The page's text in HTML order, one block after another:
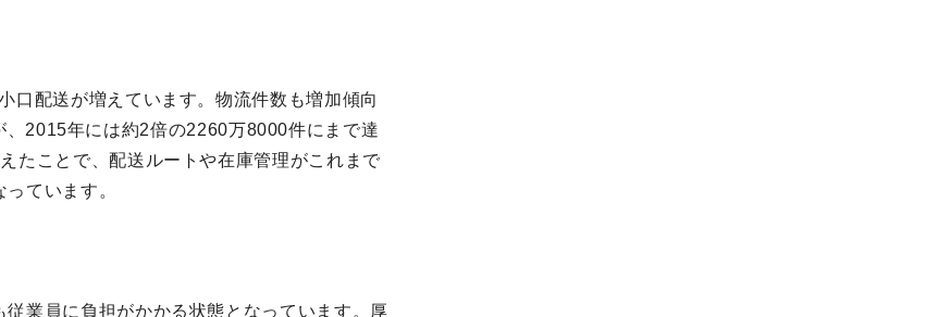
口配送が増えています。物流件数も増加傾向
2015年には約2倍の2260万8000件にまで達
たことで、配送ルートや在庫管理がこれまで
ています。
業員に負担がかかる状態となっています。厚